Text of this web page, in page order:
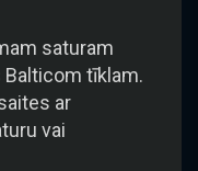
saturam
tīklam.
ar
vai